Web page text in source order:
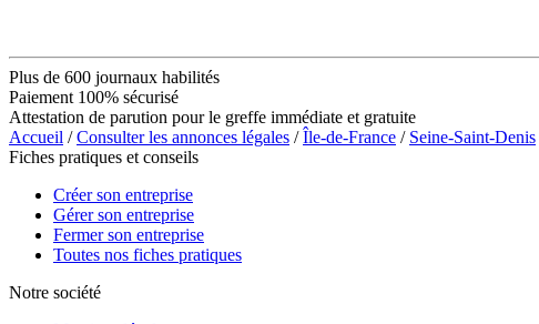
Plus de 600 journaux habilités
Paiement 100% sécurisé
Attestation de parution pour le greffe immédiate et gratuite
Accueil /Consulter les annonces légales /Île-de-France / Seine-Saint-Denis
Fiches pratiques et conseils
Créer son entreprise
Gérer son entreprise
Fermer son entreprise
Toutes nos fiches pratiques
Notre société